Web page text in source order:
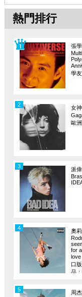
熱門排行
張學
學
女
歐
2
派
3
奧
for
love
口
品
4
周
5